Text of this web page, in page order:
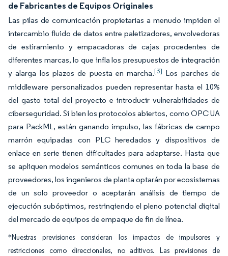
de Fabricantes de Equipos Originales
Las pilas de comunicación propietarias a menudo impiden el
intercambio fluido de datos entre paletizadores, envolvedoras
de estiramiento y empacadoras de cajas procedentes de
diferentes marcas, lo que infla los presupuestos de integración
y alarga los plazos de puesta en marcha.[3] Los parches de
middleware personalizados pueden representar hasta el 10%
del gasto total del proyecto e introducir vulnerabilidades de
ciberseguridad. Si bien los protocolos abiertos, como OPC UA
para PackML, están ganando impulso, las fábricas de campo
marrón equipadas con PLC heredados y dispositivos de
enlace en serie tienen dificultades para adaptarse. Hasta que
se apliquen modelos semánticos comunes en toda la base de
proveedores, los ingenieros de planta optarán por ecosistemas
de un solo proveedor o aceptarán análisis de tiempo de
ejecución subóptimos, restringiendo el pleno potencial digital
del mercado de equipos de empaque de fin de línea.
*Nuestras previsiones consideran los impactos de impulsores y
restricciones como direccionales, no aditivos. Las previsiones de